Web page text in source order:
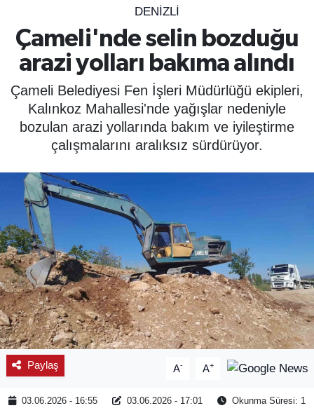
DENIZLI
Çameli'nde selin bozduğu
arazi yolları bakıma alındı
Çameli Belediyesi Fen İşleri Müdürlüğü ekipleri,
Kalınkoz Mahallesi'nde yağışlar nedeniyle
bozulan arazi yollarında bakım ve iyileştirme
çalışmalarını aralıksız sürdürüyor.
Paylaş A- A+
03.06.2026 - 16:55 03.06.2026 - 17:01
Okunma Süresi: 1
ÇEVRE
YAŞAM
BİLİM - TEKNOLOJİ
KÜLTÜR SANAT
MAGAZİN